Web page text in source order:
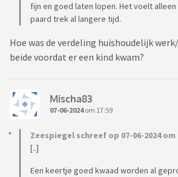
fijn en goed laten lopen. Het voelt
paard trek al langere tijd.
Hoe was de verdeling huishoudelijk
beide voordat er een kind kwam?
Mischa83
07-06-2024om 17:59
Zeespiegel schreef op 07-06-2024 om
[..]
Een keertje goed kwaad worden al